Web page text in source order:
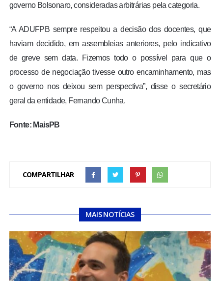
governo Bolsonaro, consideradas arbitrárias pela categoria.
“A ADUFPB sempre respeitou a decisão dos docentes, que
haviam decidido, em assembleias anteriores, pelo indicativo
de greve sem data. Fizemos todo o possível para que o
processo de negociação tivesse outro encaminhamento, mas
o governo nos deixou sem perspectiva”, disse o secretário
geral da entidade, Fernando Cunha.
Fonte: MaisPB
COMPARTILHAR
MAIS NOTÍCIAS